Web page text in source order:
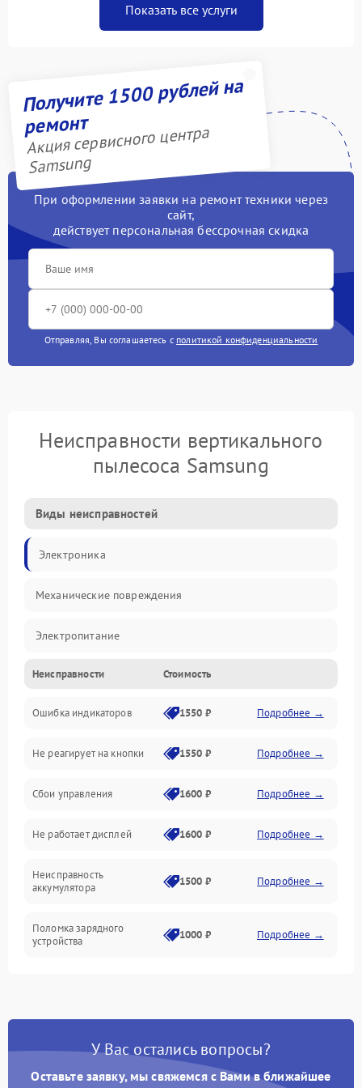
Показать все услуги
Получите 1500 рублей на
ремонт
Акция сервисного центра
Samsung
При оформлении заявки на ремонт техники через
сайт,
действует персональная бессрочная скидка
Отправляя, Вы соглашаетесь с политикой конфиденциальности
Неисправности вертикального
пылесоса Samsung
Виды неисправностей
Электроника
Механические повреждения
Электропитание
Механика
Аккумулятор
Работа системы
Всасывание
Засор
Привод
Электронные компоненты
Неисправности Стоимость
Ошибка индикаторов 1550 ₽ Подробнее →
Не реагирует на кнопки 1550 ₽ Подробнее →
Сбои управления 1600 ₽ Подробнее →
Не работает дисплей 1600 ₽ Подробнее →
Неисправность
аккумулятора
1500 ₽ Подробнее →
Поломка зарядного
устройства
1000 ₽ Подробнее →
Поломка кнопки
Неисправность системы
1000 ₽ Подробнее →
У Вас остались вопросы?
Оставьте заявку, мы свяжемся с Вами в ближайшее